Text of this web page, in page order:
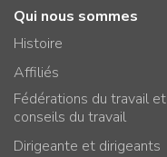
Qui nous sommes
Histoire
Affiliés
Fédérations du travail et
conseils du travail
Dirigeante et dirigeants